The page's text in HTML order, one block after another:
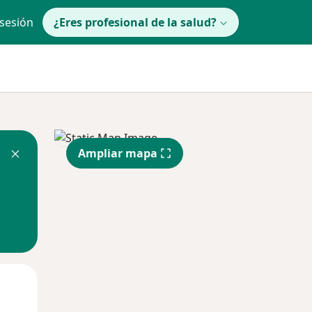
¿Eres profesional de la salud?
Ampliar mapa